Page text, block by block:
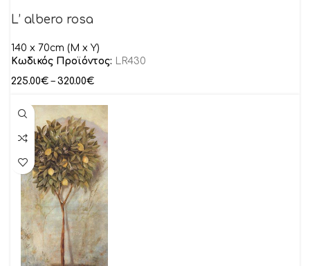
L’ albero rosa
140 x 70cm (M x Y)
Κωδικός Προϊόντος: LR430
225.00€ – 320.00€